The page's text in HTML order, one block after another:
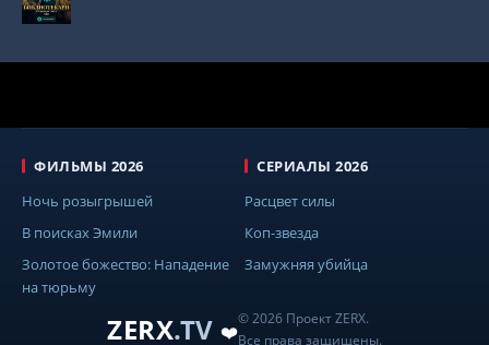
ZERX.TV ❤️
© 2026 Проект ZERX.
Все права защищены.
ФИЛЬМЫ 2026
Ночь розыгрышей
В поисках Эмили
Золотое божество: Нападение
на тюрьму
СЕРИАЛЫ 2026
Расцвет силы
Коп-звезда
Замужняя убийца